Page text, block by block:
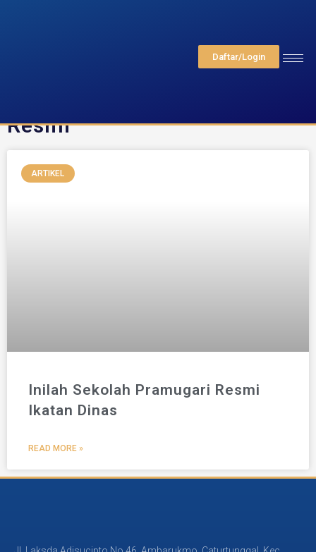
Daftar/Login
Resmi
ARTIKEL
Inilah Sekolah Pramugari Resmi
Ikatan Dinas
READ MORE »